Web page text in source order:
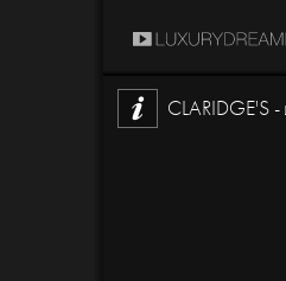
CLARIDGE'S -